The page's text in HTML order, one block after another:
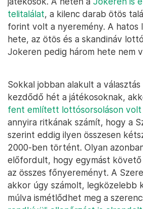
telitalálat, a kilenc darab ötös
forint volt a nyeremény. A
hete, az ötös és a skandináv
Jokeren pedig három hete nem
Sokkal jobban alakult a
kezdődő hét a játékosoknak,
fent említett lottósorsoláson volt
annyira ritkának számít, hogy a
szerint eddig ilyen összesen
2000-ben történt. Olyan
előfordult, hogy egymást
az összes főnyereményt. A
akkor úgy számolt, legközelebb
múlva ismétlődhet meg a